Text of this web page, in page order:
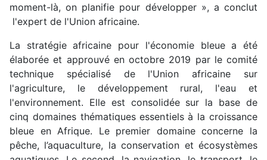
moment-là, on planifie pour développer », a conclut
l'expert de l'Union africaine.
La stratégie africaine pour l'économie bleue a été
élaborée et approuvé en octobre 2019 par le comité
technique spécialisé de l'Union africaine sur
l'agriculture, le développement rural, l'eau et
l'environnement. Elle est consolidée sur la base de
cinq domaines thématiques essentiels à la croissance
bleue en Afrique. Le premier domaine concerne la
pêche, l’aquaculture, la conservation et écosystèmes